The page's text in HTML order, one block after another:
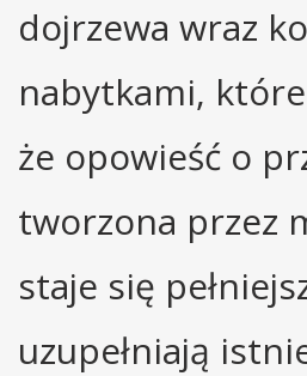
dojrzewa wraz
nabytkami,
że opowieść o
tworzona przez
staje się
uzupełniają